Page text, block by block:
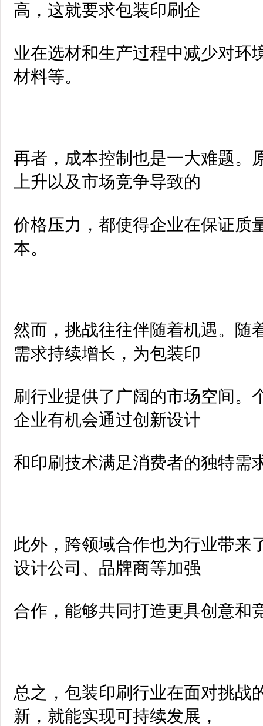
高，这就要求包装印刷企
业在选材和生产过程中减少对环
材料等。
再者，成本控制也是一大难题。
上升以及市场竞争导致的
价格压力，都使得企业在保证质
本。
然而，挑战往往伴随着机遇。随
需求持续增长，为包装印
刷行业提供了广阔的市场空间。
企业有机会通过创新设计
和印刷技术满足消费者的独特需
此外，跨领域合作也为行业带来
设计公司、品牌商等加强
合作，能够共同打造更具创意和
总之，包装印刷行业在面对挑战
新，就能实现可持续发展，